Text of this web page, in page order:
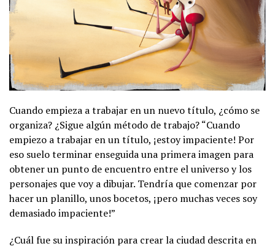
Cuando empieza a trabajar en un nuevo título, ¿cómo se
organiza? ¿Sigue algún método de trabajo? “Cuando
empiezo a trabajar en un título, ¡estoy impaciente! Por
eso suelo terminar enseguida una primera imagen para
obtener un punto de encuentro entre el universo y los
personajes que voy a dibujar. Tendría que comenzar por
hacer un planillo, unos bocetos, ¡pero muchas veces soy
demasiado impaciente!”
¿Cuál fue su inspiración para crear la ciudad descrita en